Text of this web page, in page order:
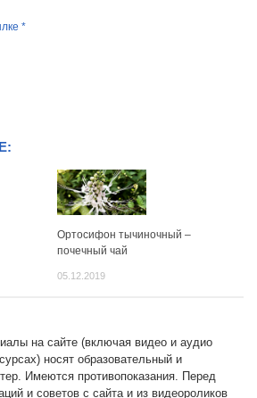
*
Ортосифон тычиночный –
почечный чай
05.12.2019
на сайте (включая видео и аудио
носят образовательный и
Имеются противопоказания. Перед
и советов с сайта и из видеороликов